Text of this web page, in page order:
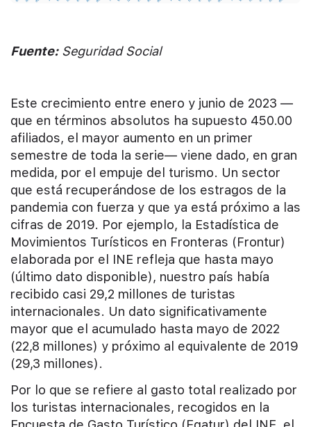
Fuente: Seguridad Social
Este crecimiento entre enero y junio de 2023 —
que en términos absolutos ha supuesto 450.00
afiliados, el mayor aumento en un primer
semestre de toda la serie— viene dado, en gran
medida, por el empuje del turismo. Un sector
que está recuperándose de los estragos de la
pandemia con fuerza y que ya está próximo a las
cifras de 2019. Por ejemplo, la Estadística de
Movimientos Turísticos en Fronteras (Frontur)
elaborada por el INE refleja que hasta mayo
(último dato disponible), nuestro país había
recibido casi 29,2 millones de turistas
internacionales. Un dato significativamente
mayor que el acumulado hasta mayo de 2022
(22,8 millones) y próximo al equivalente de 2019
(29,3 millones).
Por lo que se refiere al gasto total realizado por
los turistas internacionales, recogidos en la